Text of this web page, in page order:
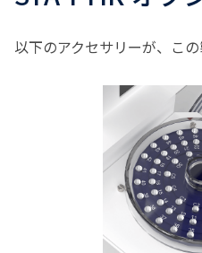
以下のアクセサリーが、この